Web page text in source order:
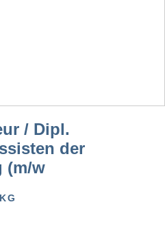
/ Dipl.
der
(m/w